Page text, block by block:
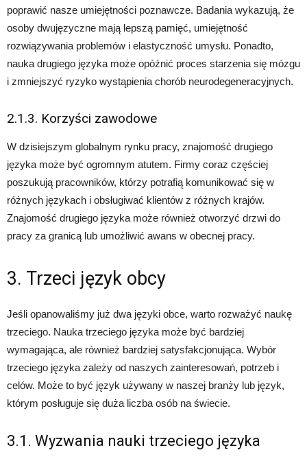
poprawić nasze umiejętności poznawcze. Badania wykazują, że
osoby dwujęzyczne mają lepszą pamięć, umiejętność
rozwiązywania problemów i elastyczność umysłu. Ponadto,
nauka drugiego języka może opóźnić proces starzenia się mózgu
i zmniejszyć ryzyko wystąpienia chorób neurodegeneracyjnych.
2.1.3. Korzyści zawodowe
W dzisiejszym globalnym rynku pracy, znajomość drugiego
języka może być ogromnym atutem. Firmy coraz częściej
poszukują pracowników, którzy potrafią komunikować się w
różnych językach i obsługiwać klientów z różnych krajów.
Znajomość drugiego języka może również otworzyć drzwi do
pracy za granicą lub umożliwić awans w obecnej pracy.
3. Trzeci język obcy
Jeśli opanowaliśmy już dwa języki obce, warto rozważyć naukę
trzeciego. Nauka trzeciego języka może być bardziej
wymagająca, ale również bardziej satysfakcjonująca. Wybór
trzeciego języka zależy od naszych zainteresowań, potrzeb i
celów. Może to być język używany w naszej branży lub język,
którym posługuje się duża liczba osób na świecie.
3.1. Wyzwania nauki trzeciego języka